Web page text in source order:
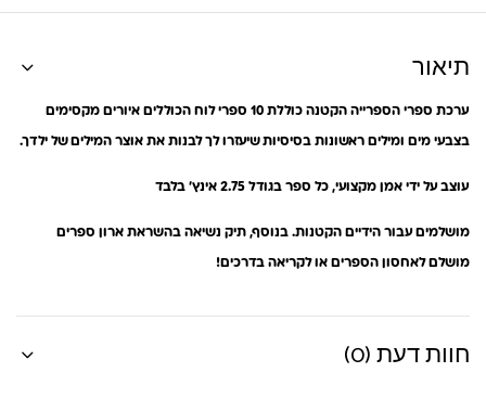
תיאור
ערכת ספרי הספרייה הקטנה כוללת 10 ספרי לוח הכוללים איורים מקסימים
בצבעי מים ומילים ראשונות בסיסיות שיעזרו לך לבנות את אוצר המילים של ילדך.
עוצב על ידי אמן מקצועי, כל ספר בגודל 2.75 אינץ’ בלבד
מושלמים עבור הידיים הקטנות. בנוסף, תיק נשיאה בהשראת ארון ספרים
מושלם לאחסון הספרים או לקריאה בדרכים!
חוות דעת (0)